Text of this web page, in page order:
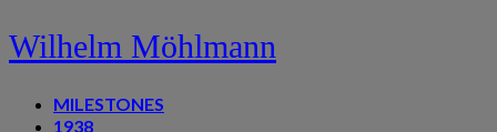
Wilhelm Möhlmann
MILESTONES
1938